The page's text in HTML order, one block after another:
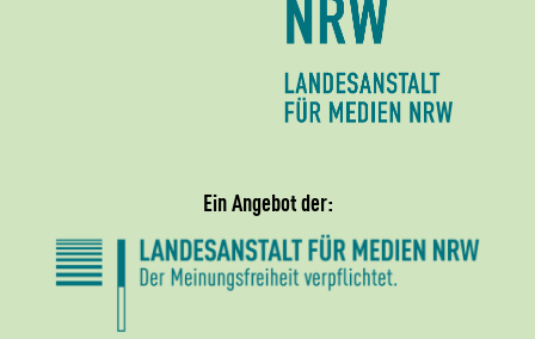
Ein Angebot der: